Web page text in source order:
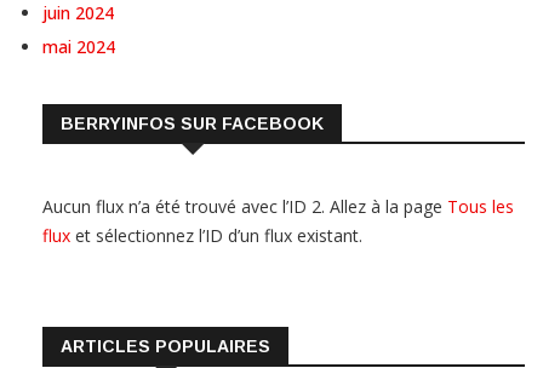
juin 2024
mai 2024
BERRYINFOS SUR FACEBOOK
Aucun flux n’a été trouvé avec l’ID 2. Allez à la page Tous les
flux et sélectionnez l’ID d’un flux existant.
ARTICLES POPULAIRES